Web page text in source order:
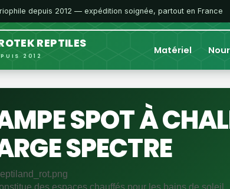
depuis 2012 — expédition soignée, partout en France
REPTILES
2012 Matériel
SPOT À
SPECTRE
des espaces chauffés pour les bains de soleil